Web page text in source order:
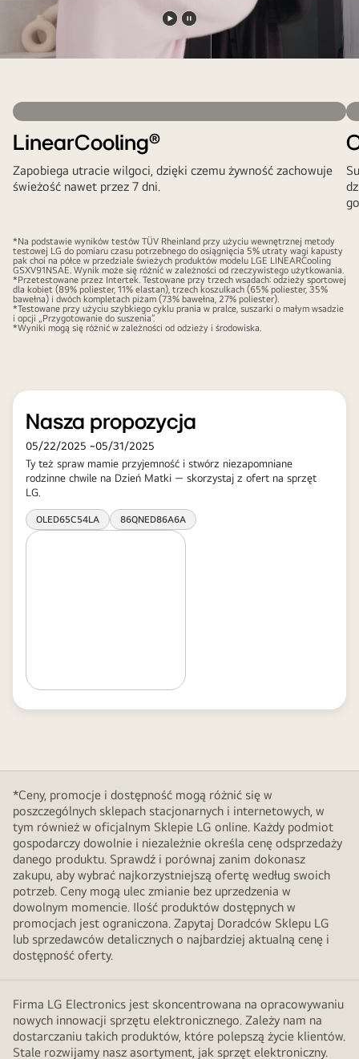
Odtwórz
film
Zatrzymaj
wideo
LinearCooling®
Zapobiega utracie wilgoci, dzięki czemu żywność zachowuje
świeżość nawet przez 7 dni.
*Na podstawie wyników testów TÜV Rheinland przy użyciu wewnętrznej metody
testowej LG do pomiaru czasu potrzebnego do osiągnięcia 5% utraty wagi kapusty
pak choi na półce w przedziale świeżych produktów modelu LGE LINEARCooling
GSXV91NSAE. Wynik może się różnić w zależności od rzeczywistego użytkowania.
*Przetestowane przez Intertek. Testowane przy trzech wsadach: odzieży sportowej
dla kobiet (89% poliester, 11% elastan), trzech koszulkach (65% poliester, 35%
bawełna) i dwóch kompletach piżam (73% bawełna, 27% poliester).
*Testowane przy użyciu szybkiego cyklu prania w pralce, suszarki o małym wsadzie
i opcji „Przygotowanie do suszenia”.
*Wyniki mogą się różnić w zależności od odzieży i środowiska.
Nasza propozycja
05/22/2025 ~05/31/2025
Ty też spraw mamie przyjemność i stwórz niezapomniane
rodzinne chwile na Dzień Matki — skorzystaj z ofert na sprzęt
LG.​
OLED65C54LA 86QNED86A6A
*Ceny, promocje i dostępność mogą różnić się w
poszczególnych sklepach stacjonarnych i internetowych, w
tym również w oficjalnym Sklepie LG online. Każdy podmiot
gospodarczy dowolnie i niezależnie określa cenę odsprzedaży
danego produktu. Sprawdź i porównaj zanim dokonasz
zakupu, aby wybrać najkorzystniejszą ofertę według swoich
potrzeb. Ceny mogą ulec zmianie bez uprzedzenia w
dowolnym momencie. Ilość produktów dostępnych w
promocjach jest ograniczona. Zapytaj Doradców Sklepu LG
lub sprzedawców detalicznych o najbardziej aktualną cenę i
dostępność oferty.
Firma LG Electronics jest skoncentrowana na opracowywaniu
nowych innowacji sprzętu elektronicznego. Zależy nam na
dostarczaniu takich produktów, które polepszą życie klientów.
Stale rozwijamy nasz asortyment, jak sprzęt elektroniczny.